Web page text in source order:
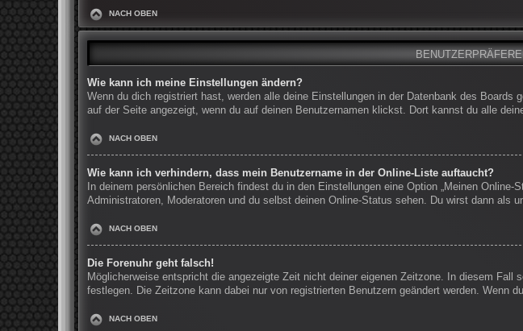
NACH OBEN
Wie kann ich meine Einstellungen ändern?
Wenn du dich registriert hast, werden alle deine Einstellungen in der Datenbank des
auf der Seite angezeigt, wenn du auf deinen Benutzernamen klickst. Dort kannst du alle
NACH OBEN
Wie kann ich verhindern, dass mein Benutzername in der Online-Liste auftaucht?
In deinem persönlichen Bereich findest du in den Einstellungen eine Option „Meinen
Administratoren, Moderatoren und du selbst deinen Online-Status sehen. Du wirst dann als
NACH OBEN
Die Forenuhr geht falsch!
Möglicherweise entspricht die angezeigte Zeit nicht deiner eigenen Zeitzone. In diesem
festlegen. Die Zeitzone kann dabei nur von registrierten Benutzern geändert werden. Wenn
NACH OBEN